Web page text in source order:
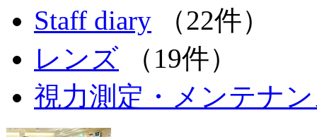
Staff diary （22件）
レンズ （19件）
視力測定・メンテナ